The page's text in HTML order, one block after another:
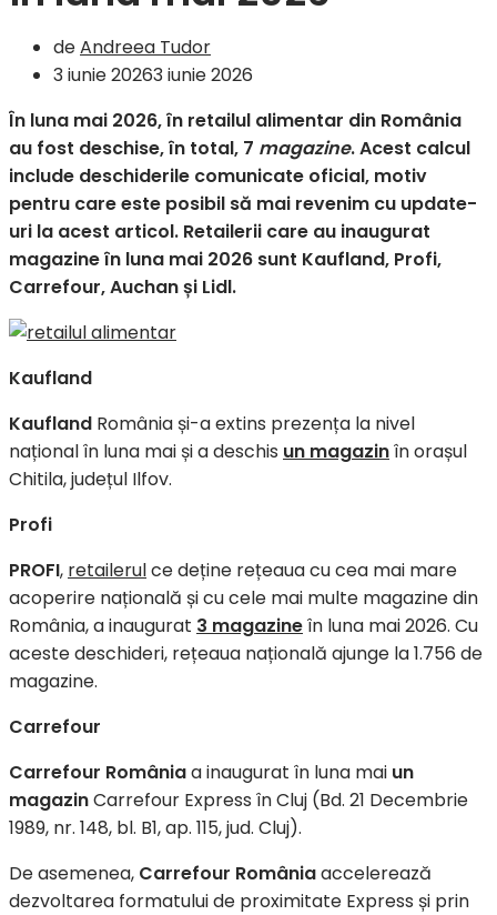
deAndreea Tudor
3 iunie 20263 iunie 2026
În luna mai 2026, în retailul alimentar din România
au fost deschise, în total, 7 magazine. Acest calcul
include deschiderile comunicate oficial, motiv
pentru care este posibil să mai revenim cu update-
uri la acest articol. Retailerii care au inaugurat
magazine în luna mai 2026 sunt Kaufland, Profi,
Carrefour, Auchan și Lidl.
Kaufland
Kaufland România și-a extins prezența la nivel
național în luna mai și a deschis un magazinîn orașul
Chitila, județul Ilfov.
Profi
PROFI, retailerulce deține rețeaua cu cea mai mare
acoperire națională și cu cele mai multe magazine din
România, a inaugurat 3 magazineîn luna mai 2026. Cu
aceste deschideri, rețeaua națională ajunge la 1.756 de
magazine.
Carrefour
Carrefour Româniaa inaugurat în luna mai un
magazinCarrefour Express în Cluj (Bd. 21 Decembrie
1989, nr. 148, bl. B1, ap. 115, jud. Cluj).
De asemenea, Carrefour Româniaaccelerează
dezvoltarea formatului de proximitate Express și prin